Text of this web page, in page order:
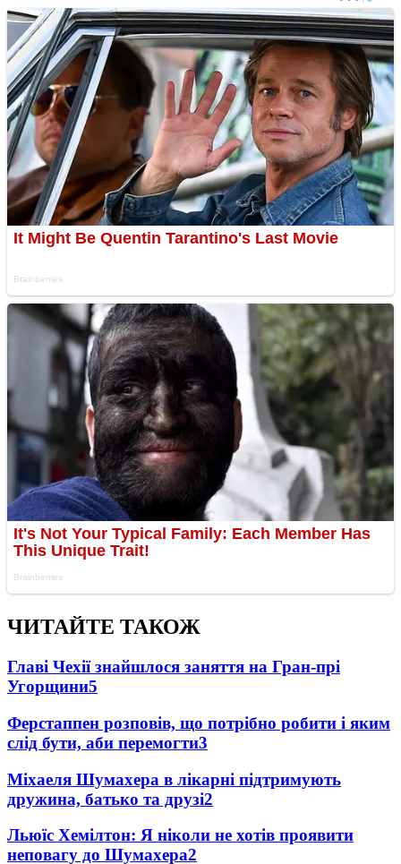
ЧИТАЙТЕ ТАКОЖ
Главі Чехії знайшлося заняття на Гран-прі
Угорщини5
Ферстаппен розповів, що потрібно робити і яким
слід бути, аби перемогти3
Міхаеля Шумахера в лікарні підтримують
дружина, батько та друзі2
Льюїс Хемілтон: Я ніколи не хотів проявити
неповагу до Шумахера2